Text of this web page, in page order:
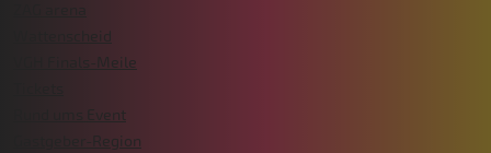
Wattenscheid
VGH Finals-Meile
Rund ums Event
Gastgeber-Region